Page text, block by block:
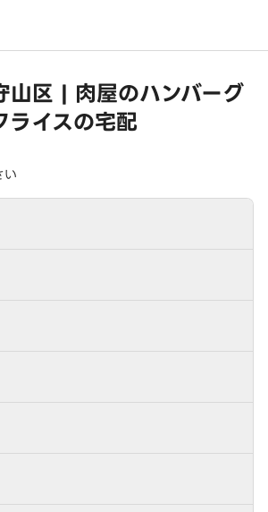
区 | 肉屋のハンバーグ
ライスの宅配
い